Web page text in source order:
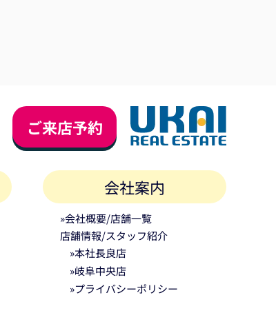
ご来店予約
会社案内
»会社概要/店舗一覧
店舗情報/スタッフ紹介
»本社長良店
»岐阜中央店
»プライバシーポリシー